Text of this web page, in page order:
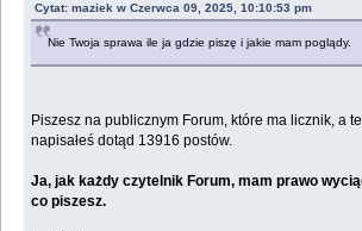
Cytat: maziek w Czerwca 09, 2025, 10:10:53 pm
Nie Twoja sprawa ile ja gdzie piszę i jakie mam poglądy.
Piszesz na publicznym Forum, które ma licznik, a
napisałeś dotąd 13916 postów.
Ja, jak każdy czytelnik Forum, mam prawo
co piszesz.